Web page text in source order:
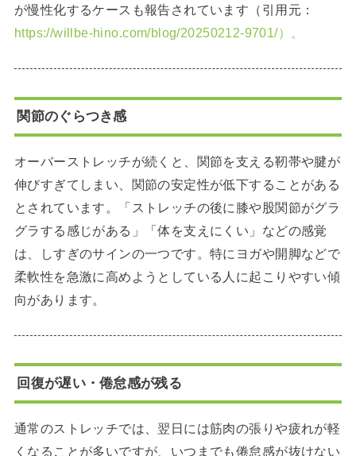
が慢性化するケースも報告されています（引用元：
https://willbe-hino.com/blog/20250212-9701/）。
関節のぐらつき感
オーバーストレッチが続くと、関節を支える靭帯や腱が
伸びすぎてしまい、関節の安定性が低下することがある
とされています。「ストレッチの後に膝や股関節がグラ
グラする感じがある」「体を支えにくい」などの感覚
は、しすぎのサインの一つです。特にヨガや開脚などで
柔軟性を急激に高めようとしている人に起こりやすい傾
向があります。
回復が遅い・倦怠感が残る
通常のストレッチでは、翌日には筋肉の張りや疲れが軽
くなることが多いですが、いつまでも倦怠感が抜けない